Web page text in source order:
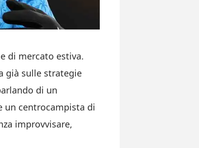
di mercato estiva.
già sulle strategie
di un
un centrocampista di
improvvisare,